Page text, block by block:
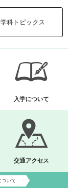
学科トピックス
入学について
交通アクセス
ついて